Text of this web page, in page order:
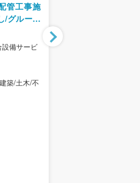
管工事施
/グループ
修支援制
備サービ
築/土木/不